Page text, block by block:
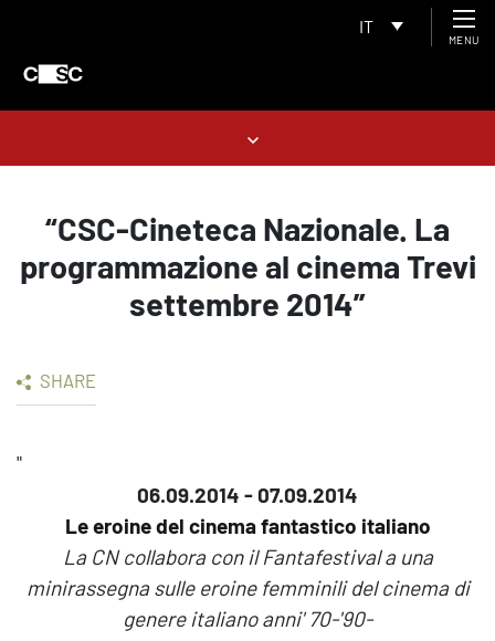
IT
MENU
“CSC-Cineteca Nazionale. La
programmazione al cinema Trevi
settembre 2014”
SHARE
"
06.09.2014 - 07.09.2014
Le eroine del cinema fantastico italiano
La CN collabora con il Fantafestival a una
minirassegna sulle eroine femminili del cinema di
genere italiano anni' 70-'90-